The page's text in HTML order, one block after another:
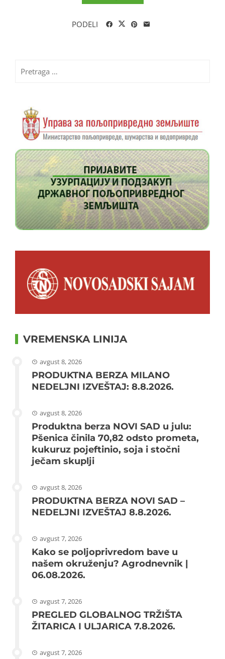
PODELI
za:
VREMENSKA LINIJA
avgust 8, 2026
PRODUKTNA BERZA MILANO
NEDELJNI IZVEŠTAJ: 8.8.2026.
avgust 8, 2026
Produktna berza NOVI SAD u julu:
Pšenica činila 70,82 odsto prometa,
kukuruz pojeftinio, soja i stočni
ječam skuplji
avgust 8, 2026
PRODUKTNA BERZA NOVI SAD –
NEDELJNI IZVEŠTAJ 8.8.2026.
avgust 7, 2026
Kako se poljoprivredom bave u
našem okruženju? Agrodnevnik |
06.08.2026.
avgust 7, 2026
PREGLED GLOBALNOG TRŽIŠTA
ŽITARICA I ULJARICA 7.8.2026.
avgust 7, 2026